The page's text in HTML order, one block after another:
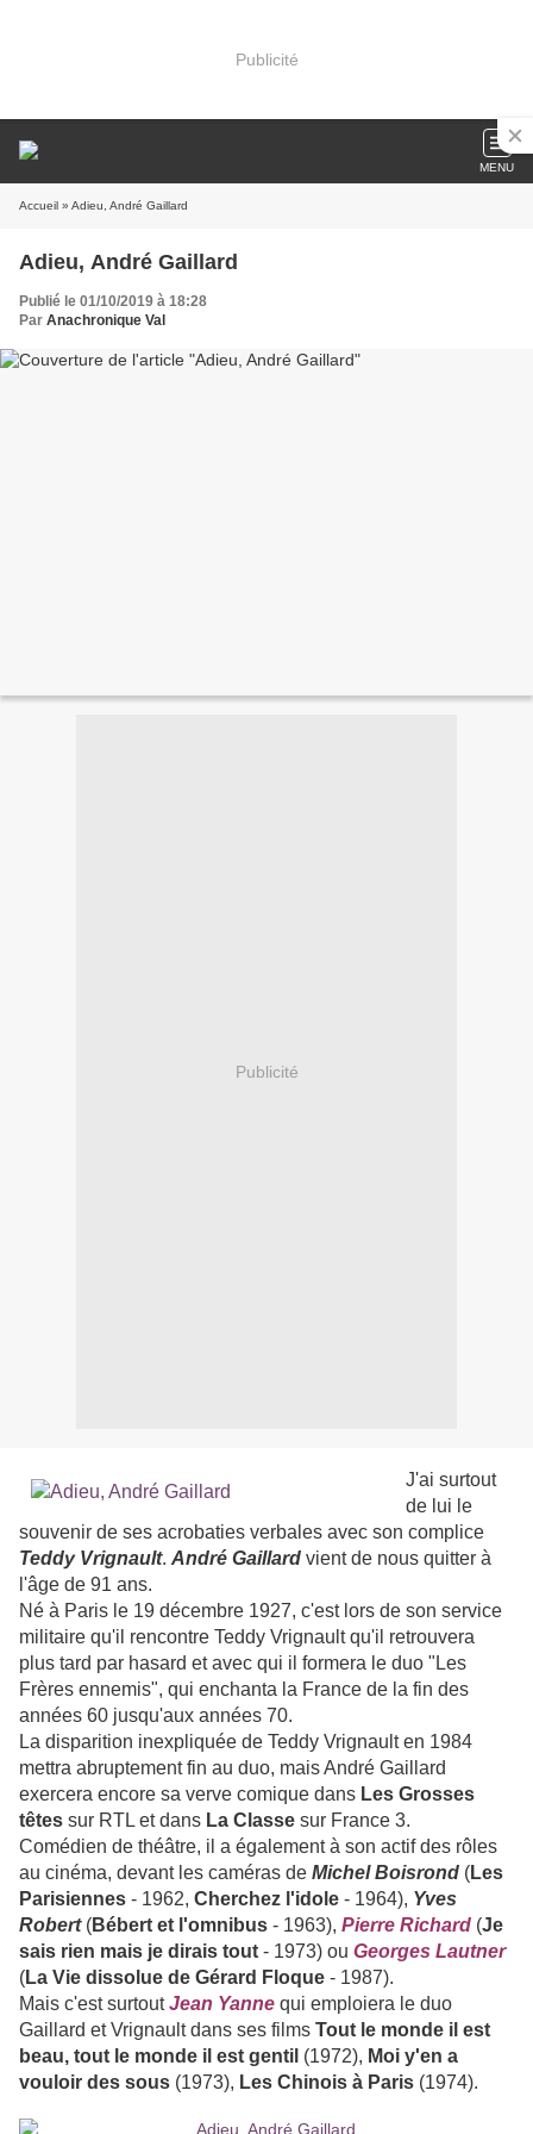
Publicité
MENU
Accueil » Adieu, André Gaillard
Adieu, André Gaillard
Publié le 01/10/2019 à 18:28
Par Anachronique Val
Publicité
J'ai surtout
de lui le
souvenir de ses acrobaties verbales avec son complice
Teddy Vrignault. André Gaillard vient de nous quitter à
l'âge de 91 ans.
Né à Paris le 19 décembre 1927, c'est lors de son service
militaire qu'il rencontre Teddy Vrignault qu'il retrouvera
plus tard par hasard et avec qui il formera le duo "Les
Frères ennemis", qui enchanta la France de la fin des
années 60 jusqu'aux années 70.
La disparition inexpliquée de Teddy Vrignault en 1984
mettra abruptement fin au duo, mais André Gaillard
exercera encore sa verve comique dans Les Grosses
têtes sur RTL et dans La Classe sur France 3.
Comédien de théâtre, il a également à son actif des rôles
au cinéma, devant les caméras de Michel Boisrond (Les
Parisiennes - 1962, Cherchez l'idole - 1964), Yves
Robert(Bébert et l'omnibus - 1963), Pierre Richard (Je
sais rien mais je dirais tout - 1973) ou Georges Lautner
(La Vie dissolue de Gérard Floque - 1987).
Mais c'est surtoutJean Yanne qui emploiera le duo
Gaillard et Vrignault dans ses films Tout le monde il est
beau, tout le monde il est gentil (1972), Moi y'en a
vouloir des sous (1973), Les Chinois à Paris (1974).